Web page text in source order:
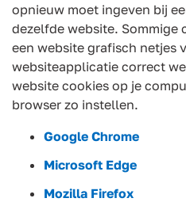
opnieuw moet ingeven bij
dezelfde website. Sommige
een website grafisch netjes
websiteapplicatie correct
website cookies op je
browser zo instellen.
Google Chrome
Microsoft Edge
Mozilla Firefox